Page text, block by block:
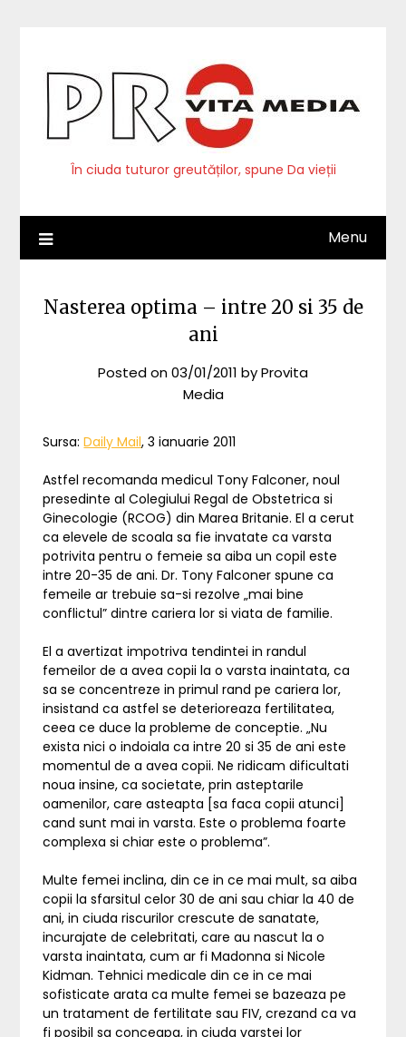
În ciuda tuturor greutăților, spune Da vieții
Menu
Nasterea optima – intre 20 si 35 de
ani
Posted on03/01/2011 byProvita
Media
Sursa:Daily Mail, 3 ianuarie 2011
Astfel recomanda medicul Tony Falconer, noul
presedinte al Colegiului Regal de Obstetrica si
Ginecologie (RCOG) din Marea Britanie. El a cerut
ca elevele de scoala sa fie invatate ca varsta
potrivita pentru o femeie sa aiba un copil este
intre 20-35 de ani. Dr. Tony Falconer spune ca
femeile ar trebuie sa-si rezolve „mai bine
conflictul” dintre cariera lor si viata de familie.
El a avertizat impotriva tendintei in randul
femeilor de a avea copii la o varsta inaintata, ca
sa se concentreze in primul rand pe cariera lor,
insistand ca astfel se deterioreaza fertilitatea,
ceea ce duce la probleme de conceptie. „Nu
exista nici o indoiala ca intre 20 si 35 de ani este
momentul de a avea copii. Ne ridicam dificultati
noua insine, ca societate, prin asteptarile
oamenilor, care asteapta [sa faca copii atunci]
cand sunt mai in varsta. Este o problema foarte
complexa si chiar este o problema”.
Multe femei inclina, din ce in ce mai mult, sa aiba
copii la sfarsitul celor 30 de ani sau chiar la 40 de
ani, in ciuda riscurilor crescute de sanatate,
incurajate de celebritati, care au nascut la o
varsta inaintata, cum ar fi Madonna si Nicole
Kidman. Tehnici medicale din ce in ce mai
sofisticate arata ca multe femei se bazeaza pe
un tratament de fertilitate sau FIV, crezand ca va
fi posibil sa conceapa, in ciuda varstei lor